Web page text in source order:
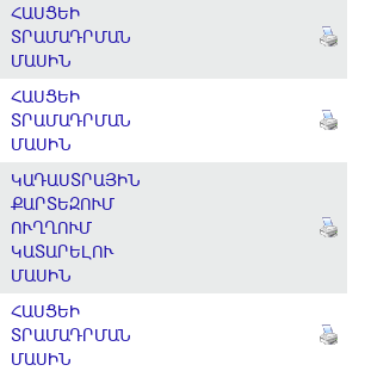
ՀԱՍՑԵԻ
ՏՐԱՄԱԴՐՄԱՆ
ՄԱՍԻՆ
ՀԱՍՑԵԻ
ՏՐԱՄԱԴՐՄԱՆ
ՄԱՍԻՆ
ԿԱԴԱՍՏՐԱՅԻՆ
ՔԱՐՏԵԶՈՒՄ
ՈՒՂՂՈՒՄ
ԿԱՏԱՐԵԼՈՒ
ՄԱՍԻՆ
ՀԱՍՑԵԻ
ՏՐԱՄԱԴՐՄԱՆ
ՄԱՍԻՆ